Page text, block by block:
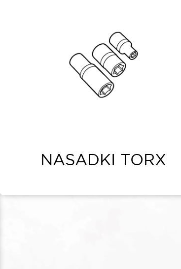
NASADKI TORX